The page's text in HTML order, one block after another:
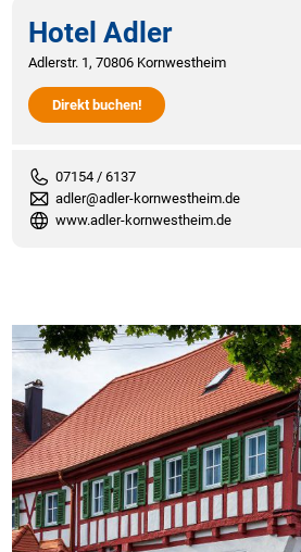
Hotel Adler
Adlerstr. 1, 70806 Kornwestheim
Direkt buchen!
07154 / 6137
adler@adler-kornwestheim.de
www.adler-kornwestheim.de